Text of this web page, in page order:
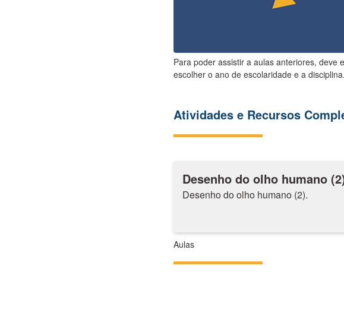
Para poder assistir a aulas anteriores, deve
escolher o ano de escolaridade e a disciplina.
Atividades e Recursos
Desenho do olho humano
Desenho do olho humano (2).
Aulas